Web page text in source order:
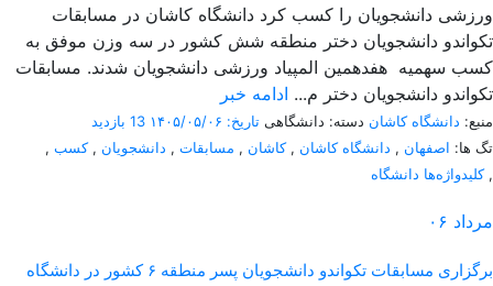
ورزشی دانشجویان را کسب کرد دانشگاه کاشان در مسابقات
تکواندو دانشجویان دختر منطقه شش کشور در سه وزن موفق به
کسب سهمیه هفدهمین المپیاد ورزشی دانشجویان شدند. مسابقات
تکواندو دانشجویان دختر م... ادامه خبر
منبع: دانشگاه کاشان دسته: دانشگاهی تاریخ: ۱۴۰۵/۰۵/۰۶
13 بازدید
تگ ها: اصفهان , دانشگاه کاشان ,کاشان , مسابقات , دانشجویان ,کسب ,
کلیدواژه‌ها دانشگاه,
۰۶ مرداد
برگزاری مسابقات تکواندو دانشجویان پسر منطقه ۶ کشور در دانشگاه